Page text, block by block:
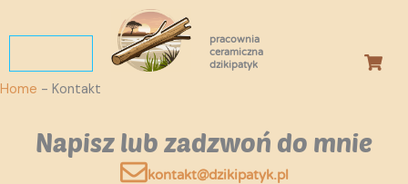
pracownia
ceramiczna
dzikipatyk
Home - Kontakt
Napisz lub zadzwoń do mnie
kontakt@dzikipatyk.pl